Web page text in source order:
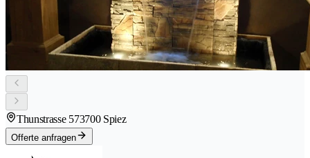
Thunstrasse 573700 Spiez
Offerte anfragen